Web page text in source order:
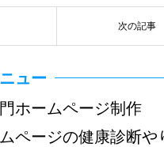
次の記事
ュー
ホームページ制作
ページの健康診断や